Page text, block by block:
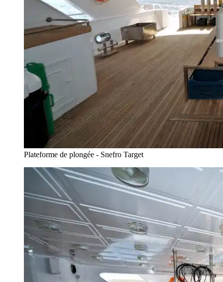
Plateforme de plongée - Snefro Target